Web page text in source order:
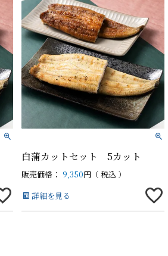
たれ付き
大（120g以上）
小（90g以上）
白焼セット
たれ付き
特大（140g以上）
中（100g以上）
白蒲セット
大（120g以上）
たれ付き
大（120g以上）
小（90g以上）
白焼セット
たれ付き
特大（140g以上）
中（100g以上）
白蒲カットセット 5カット
販売価格： 9,350
税込
詳細を見る